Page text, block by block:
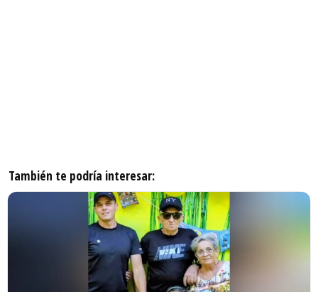
También te podría interesar: